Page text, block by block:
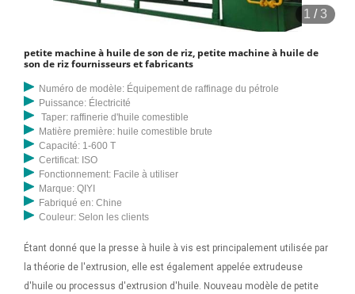
1 /3
petite machine à huile de son de riz, petite machine à huile de
son de riz fournisseurs et fabricants
Numéro de modèle: Équipement de raffinage du pétrole
Puissance: Électricité
Taper: raffinerie d'huile comestible
Matière première: huile comestible brute
Capacité: 1-600 T
Certificat: ISO
Fonctionnement: Facile à utiliser
Marque: QIYI
Fabriqué en: Chine
Couleur: Selon les clients
Étant donné que la presse à huile à vis est principalement utilisée par
la théorie de l'extrusion, elle est également appelée extrudeuse
d'huile ou processus d'extrusion d'huile. Nouveau modèle de petite